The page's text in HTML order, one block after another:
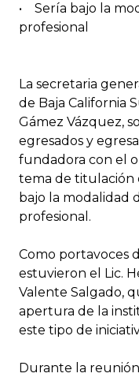
• Sería bajo la
profesional
La secretaria
de Baja California
Gámez Vázquez,
egresados y
fundadora con el
tema de titulación
bajo la modalidad
profesional.
Como portavoces
estuvieron el Lic.
Valente Salgado,
apertura de la
este tipo de
Durante la